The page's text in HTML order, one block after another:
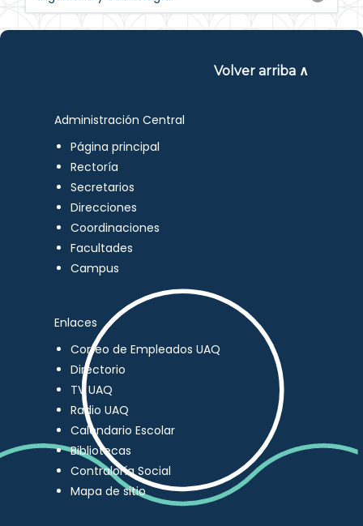
Volver arriba ∧
Administración Central
Página principal
Rectoría
Secretarios
Direcciones
Coordinaciones
Facultades
Campus
Enlaces
Correo de Empleados UAQ
Directorio
TV UAQ
Radio UAQ
Calendario Escolar
Bibliotecas
Contraloría Social
Mapa de sitio